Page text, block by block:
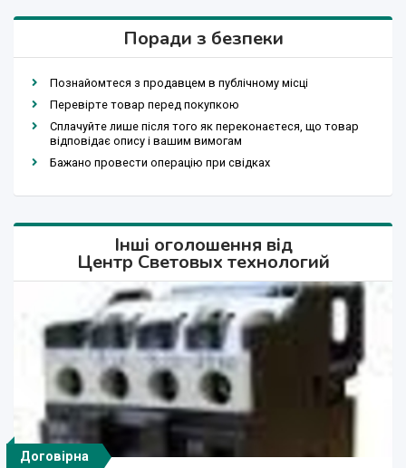
Поради з безпеки
Познайомтеся з продавцем в публічному місці
Перевірте товар перед покупкою
Сплачуйте лише після того як переконаєтеся, що товар
відповідає опису і вашим вимогам
Бажано провести операцію при свідках
Інші оголошення від
Центр Световых технологий
Договірна
Договірна
Договірна
Договірна Договірна
Договірна
Договірна